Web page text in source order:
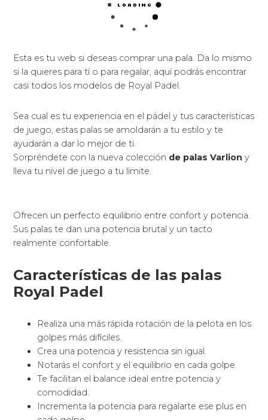
Esta es tu web si deseas comprar una pala. Da lo mismo
si la quieres para tí o para regalar, aquí podrás encontrar
casi todos los modelos de Royal Padel.
Sea cual es tu experiencia en el pádel y tus características
de juego, estas palas se amoldarán a tu estilo y te
ayudarán a dar lo mejor de ti.
Sorpréndete con la nueva colección de palas Varlion y
lleva tu nivel de juego a tu límite.
Ofrecen un perfecto equilibrio entre confort y potencia.
Sus palas te dan una potencia brutal y un tacto
realmente confortable.
Características de las palas
Royal Padel
Realiza una más rápida rotación de la pelota en los
golpes más difíciles.
Crea una potencia y resistencia sin igual.
Notarás el confort y el equilibrio en cada golpe.
Te facilitan el balance ideal entre potencia y
comodidad.
Incrementa la potencia para regalarte ese plus en